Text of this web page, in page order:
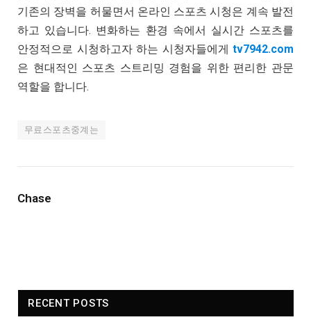
기존의 장벽을 허물면서 온라인 스포츠 시청은 계속 발전
하고 있습니다. 변화하는 환경 속에서 실시간 스포츠를
안정적으로 시청하고자 하는 시청자들에게 tv7942.com
은 현대적인 스포츠 스트리밍 경험을 위한 편리한 관문
역할을 합니다.
무료스포츠중계는
Chase
RECENT POSTS